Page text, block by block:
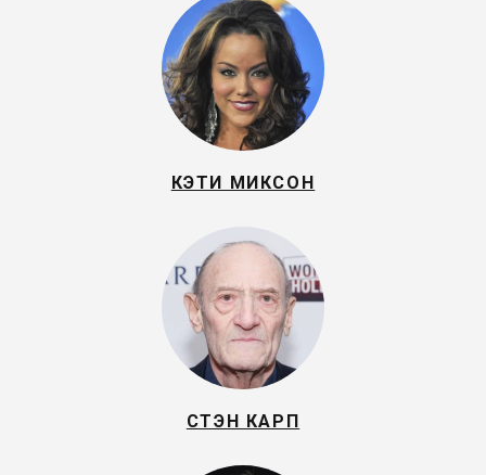
КЭТИ МИКСОН
СТЭН КАРП